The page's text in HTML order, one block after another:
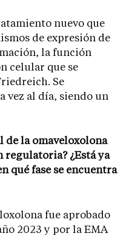
nuevo que
de expresión de
la función
celular que se
Se
vez al día, siendo un
de la omaveloxolona
regulatoria? ¿Está ya
qué fase se encuentra
fue aprobado
2023 y por la EMA